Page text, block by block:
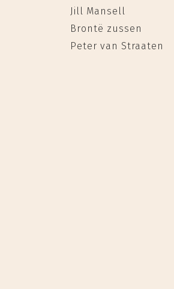
Jill Mansell
Brontë zussen
Peter van Straaten